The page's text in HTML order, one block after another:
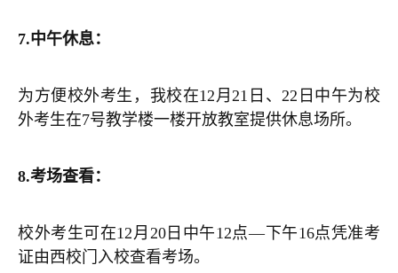
7.中午休息：
为方便校外考生，我校在12月21日、22日中午为校
外考生在7号教学楼一楼开放教室提供休息场所。
8.考场查看：
校外考生可在12月20日中午12点—下午16点凭准考
证由西校门入校查看考场。